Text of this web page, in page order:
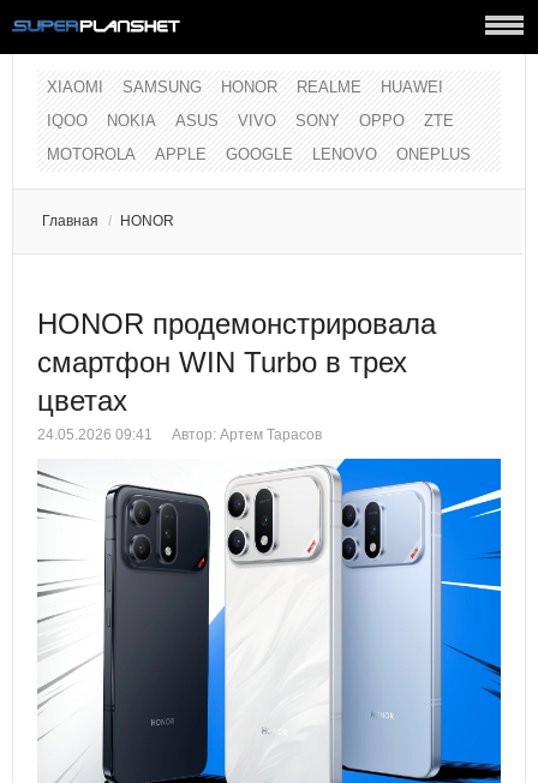
XIAOMI SAMSUNG HONOR REALME
HUAWEI
IQOO
NOKIA ASUS VIVO SONY OPPO
ZTE
MOTOROLA
APPLE GOOGLE LENOVO ONEPLUS
Главная / HONOR
HONOR продемонстрировала
смартфон WIN Turbo в трех
цветах
24.05.2026 09:41 Автор: Артем Тарасов